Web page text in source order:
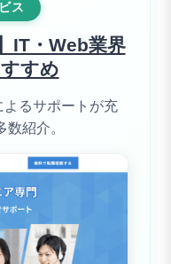
ス
IT・Web業界
すめ
るサポートが充
紹介。